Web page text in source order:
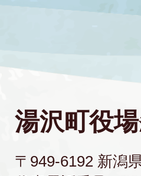
湯沢町役場
〒949-6192 新潟